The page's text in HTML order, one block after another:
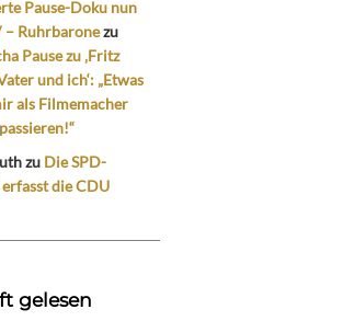
Pause-Doku nun
– Ruhrbaronezu
Pause zu ‚Fritz
und ich‘: „Etwas
als Filmemacher
zu Die SPD-
die CDU
gelesen